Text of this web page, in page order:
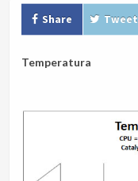
Share Tweet
Temperatura